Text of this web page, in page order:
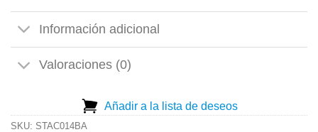
Información adicional
Valoraciones (0)
Añadir a la lista de deseos
SKU: STAC014BA